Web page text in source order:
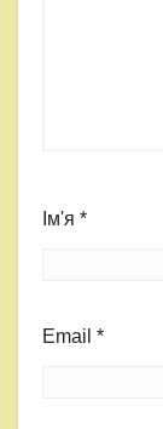
Ім'я *
Email *